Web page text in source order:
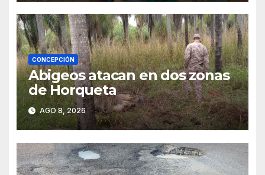
CONCEPCIÓN
Abigeos atacan en dos zonas
de Horqueta
AGO 8, 2026